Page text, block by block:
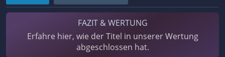
FAZIT & WERTUNG
Erfahre hier, wie der Titel in unserer Wertung
abgeschlossen hat.